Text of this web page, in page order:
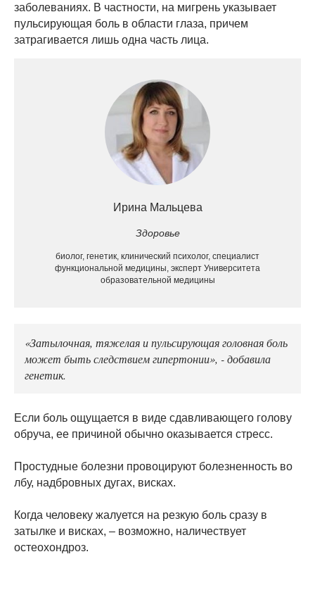
заболеваниях. В частности, на мигрень указывает
пульсирующая боль в области глаза, причем
затрагивается лишь одна часть лица.
Ирина Мальцева
Здоровье
биолог, генетик, клинический психолог, специалист
функциональной медицины, эксперт Университета
образовательной медицины
«Затылочная, тяжелая и пульсирующая головная боль
может быть следствием гипертонии», - добавила
генетик.
Если боль ощущается в виде сдавливающего голову
обруча, ее причиной обычно оказывается стресс.
Простудные болезни провоцируют болезненность во
лбу, надбровных дугах, висках.
Когда человеку жалуется на резкую боль сразу в
затылке и висках, – возможно, наличествует
остеохондроз.